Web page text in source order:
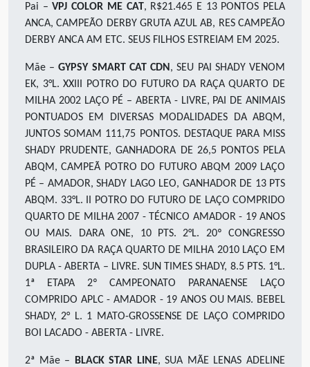
Pai –VPJ COLOR ME CAT, R$21.465 E 13 PONTOS PELA
ANCA, CAMPEÃO DERBY GRUTA AZUL AB, RES CAMPEÃO
DERBY ANCA AM ETC. SEUS FILHOS ESTREIAM EM 2025.
Mãe –GYPSY SMART CAT CDN , SEU PAI SHADY VENOM
EK, 3°L. XXIII POTRO DO FUTURO DA RAÇA QUARTO DE
MILHA 2002 LAÇO PÉ – ABERTA - LIVRE, PAI DE ANIMAIS
PONTUADOS EM DIVERSAS MODALIDADES DA ABQM,
JUNTOS SOMAM 111,75 PONTOS. DESTAQUE PARA MISS
SHADY PRUDENTE, GANHADORA DE 26,5 PONTOS PELA
ABQM, CAMPEÃ POTRO DO FUTURO ABQM 2009 LAÇO
PÉ – AMADOR, SHADY LAGO LEO, GANHADOR DE 13 PTS
ABQM. 33°L. II POTRO DO FUTURO DE LAÇO COMPRIDO
QUARTO DE MILHA 2007 - TÉCNICO AMADOR - 19 ANOS
OU MAIS. DARA ONE, 10 PTS. 2°L. 20º CONGRESSO
BRASILEIRO DA RAÇA QUARTO DE MILHA 2010 LAÇO EM
DUPLA - ABERTA – LIVRE. SUN TIMES SHADY, 8.5 PTS. 1°L.
1ª ETAPA 2º CAMPEONATO PARANAENSE LAÇO
COMPRIDO APLC - AMADOR - 19 ANOS OU MAIS. BEBEL
SHADY, 2° L. 1 MATO-GROSSENSE DE LAÇO COMPRIDO
BOI LACADO - ABERTA - LIVRE.
2ª Mãe – BLACK STAR LINE, SUA MÃE LENAS ADELINE